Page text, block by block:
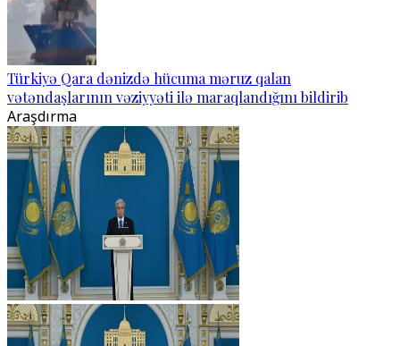
Türkiyə Qara dənizdə hücuma məruz qalan
vətəndaşlarının vəziyyəti ilə maraqlandığını bildirib
Araşdırma